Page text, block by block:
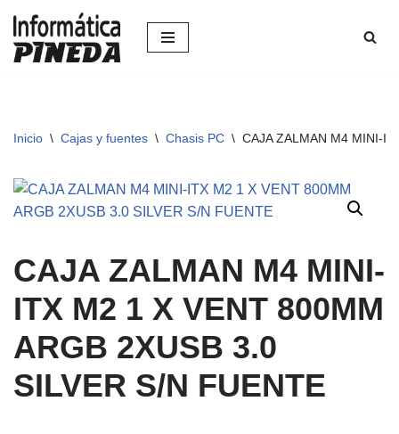
Saltar
Inicio \ Cajas y fuentes \ Chasis PC \ CAJA ZALMAN M4 MINI-
CAJA ZALMAN M4 MINI-
ITX M2 1 X VENT 800MM
ARGB 2XUSB 3.0
SILVER S/N FUENTE